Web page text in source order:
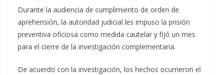
Durante la audiencia de cumplimiento de orden de
aprehensión, la autoridad judicial les impuso la prisión
preventiva oficiosa como medida cautelar y fijó un mes
para el cierre de la investigación complementaria.
De acuerdo con la investigación, los hechos ocurrieron el